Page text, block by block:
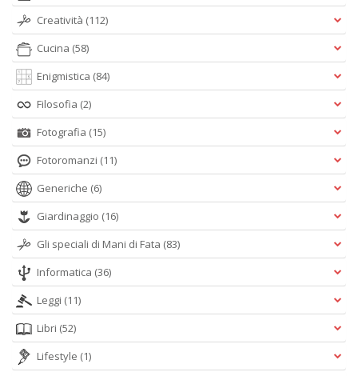
Creatività (112)
Cucina (58)
Enigmistica (84)
Filosofia (2)
Fotografia (15)
Fotoromanzi (11)
Generiche (6)
Giardinaggio (16)
Gli speciali di Mani di Fata (83)
Informatica (36)
Leggi (11)
Libri (52)
Lifestyle (1)